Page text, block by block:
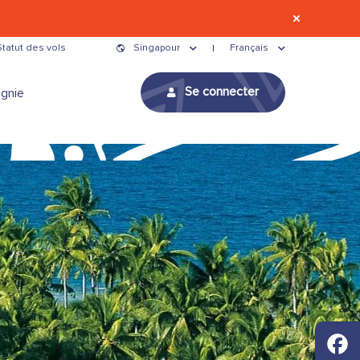
des vols Singapour Français
Se connecter